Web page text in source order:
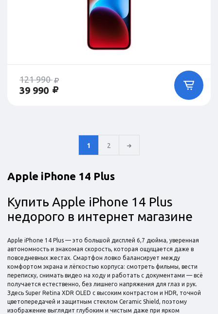
121 990
39 990
1 2
Apple iPhone 14 Plus
Купить Apple iPhone 14 Plus
недорого в интернет магазине
Apple iPhone 14 Plus — это большой дисплей 6,7 дюйма, уверенная
автономность и знакомая скорость, которая ощущается даже в
повседневных жестах. Смартфон ловко балансирует между
комфортом экрана и лёгкостью корпуса: смотреть фильмы, вести
переписку, снимать видео на ходу и работать с документами — всё
получается естественно, без лишнего напряжения для глаз и рук.
Здесь Super Retina XDR OLED с высоким контрастом и HDR, точной
цветопередачей и защитным стеклом Ceramic Shield, поэтому
изображение выглядит глубоким и чистым даже при ярком